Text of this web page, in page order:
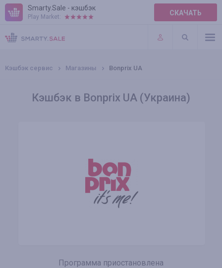
Smarty.Sale - кэшбэк
Play Market: СКАЧАТЬ
ПРАВИЛА
ПЛАГИНЫ
Кэшбэк сервис Магазины Bonprix UA
Кэшбэк в Bonprix UA (Украина)
Программа приостановлена